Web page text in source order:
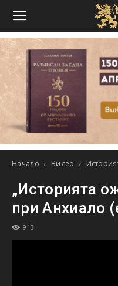
Начало Видео
„Историята
при Анхиало
913